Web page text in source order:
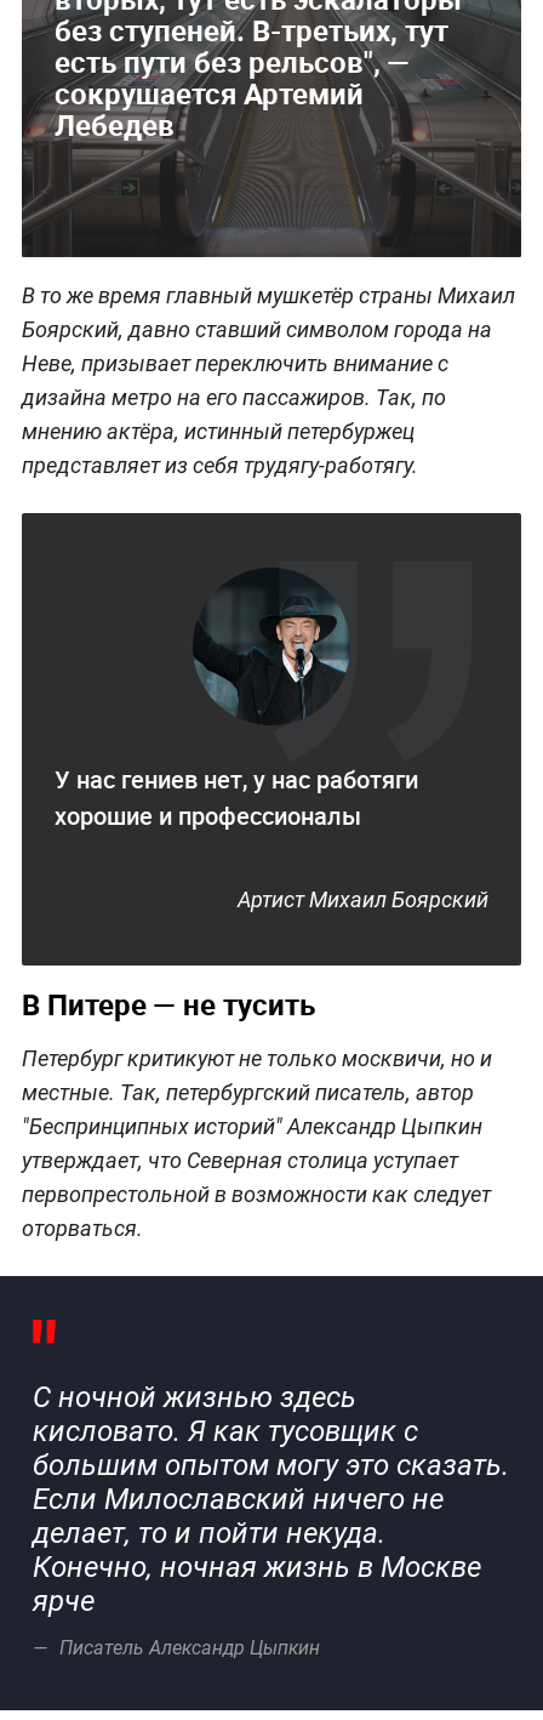
без ступеней. В-третьих, тут
есть пути без рельсов", —
сокрушается Артемий
Лебедев
В то же время главный мушкетёр страны Михаил
Боярский, давно ставший символом города на
Неве, призывает переключить внимание с
дизайна метро на его пассажиров. Так, по
мнению актёра, истинный петербуржец
представляет из себя трудягу-работягу.
У нас гениев нет, у нас работяги
хорошие и профессионалы
Артист Михаил Боярский
В Питере — не тусить
Петербург критикуют не только москвичи, но и
местные. Так, петербургский писатель, автор
"Беспринципных историй" Александр Цыпкин
утверждает, что Северная столица уступает
первопрестольной в возможности как следует
оторваться.
С ночной жизнью здесь
кисловато. Я как тусовщик с
большим опытом могу это сказать.
Если Милославский ничего не
делает, то и пойти некуда.
Конечно, ночная жизнь в Москве
ярче
Писатель Александр Цыпкин